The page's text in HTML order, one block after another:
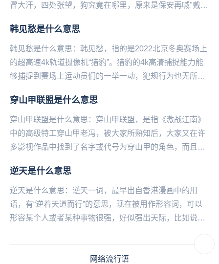
冒大汗，四处张望，狗究竟在哪里，原来是保安再喊"戴口
韩见愁是什么意思
韩见愁是什么意思：韩见愁，指的是2022北京冬‌‌‌‌‌‌‌‌‌‌‌‌奥赛场上
的超高速4k轨道摄像机“猎豹”。猎豹的4k高清捕捉能力能
够捕捉到赛场上运动员们的一举一动，犯规行为也无所遁
穿山甲联盟是什么意思
穿山甲联盟是什么意思：穿山甲联盟，是指《激战江南》
中的高级特工穿山甲老冯，被大家所熟知后，大家又在许
多影视作品中找到了名字或代号为穿山甲的角色，而且这
逆天是什么意思
逆天是什么意思：逆天一词，最早出自香港漫画中的用
语，有“逆着天道而行”的意思，现在被用作形容词，可以
形容某个人或者某种事物很强，好似强出天际，比如说：
网络流行语